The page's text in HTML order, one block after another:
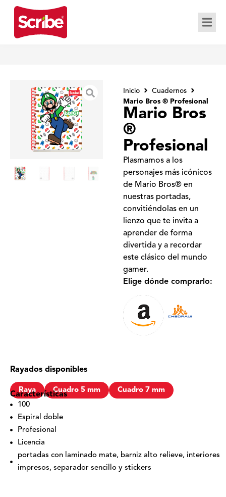
Inicio
Cuadernos
Mario Bros ® Profesional
Mario Bros
®
Profesional
Plasmamos a los
personajes más icónicos
de Mario Bros® en
nuestras portadas,
convitiéndolas en un
lienzo que te invita a
aprender de forma
divertida y a recordar
este clásico del mundo
gamer.
Elige dónde comprarlo:
Rayados disponibles
Raya Cuadro 5 mm Cuadro 7 mm
Características
100
Espiral doble
Profesional
Licencia
portadas con laminado mate, barniz alto relieve, interiores
impresos, separador sencillo y stickers